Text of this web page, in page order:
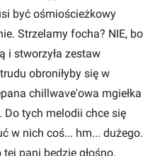
być ośmiościeżkowy
Strzelamy focha? NIE, bo
i stworzyła zestaw
obroniłyby się w
chillwave'owa mgiełka
Do tych melodii chce się
w nich coś... hm... dużego.
pani będzie głośno.